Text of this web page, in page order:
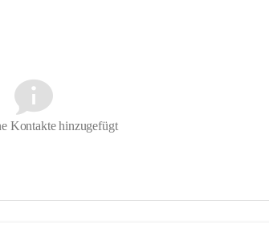
Kontakte hinzugefügt